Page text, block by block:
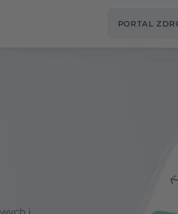
PORTAL